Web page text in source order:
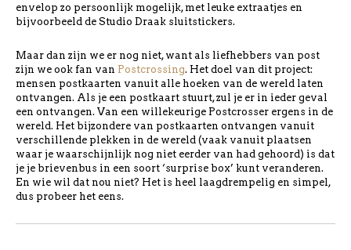
envelop zo persoonlijk mogelijk, met leuke extraatjes en
bijvoorbeeld de Studio Draak sluitstickers.
Maar dan zijn we er nog niet, want als liefhebbers van post
zijn we ook fan van Postcrossing. Het doel van dit project:
mensen postkaarten vanuit alle hoeken van de wereld laten
ontvangen. Als je een postkaart stuurt, zul je er in ieder geval
een ontvangen. Van een willekeurige Postcrosser ergens in de
wereld. Het bijzondere van postkaarten ontvangen vanuit
verschillende plekken in de wereld (vaak vanuit plaatsen
waar je waarschijnlijk nog niet eerder van had gehoord) is dat
je je brievenbus in een soort ‘surprise box’ kunt veranderen.
En wie wil dat nou niet? Het is heel laagdrempelig en simpel,
dus probeer het eens.